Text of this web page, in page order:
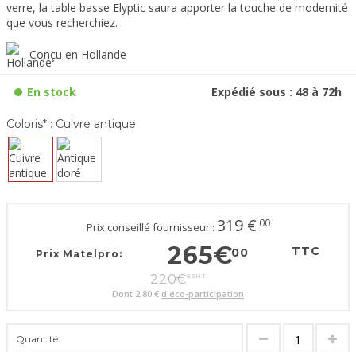
verre, la table basse Elyptic saura apporter la touche de modernité
que vous recherchiez.
Conçu en Hollande
En stock Expédié sous : 48 à 72h
Coloris* : Cuivre antique
Prix conseillé fournisseur : 319 € 00
Prix Matelpro: 265€00 TTC
220€83 HT
Dont 2,80 € d'éco-participation
Quantité